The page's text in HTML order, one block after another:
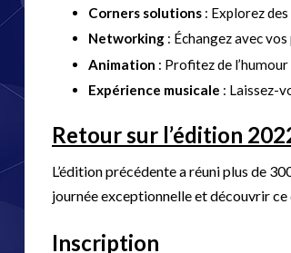
Corners solutions : Explorez
Networking : Échangez avec
Animation : Profitez de
Expérience musicale : Laissez-
Retour sur l’édition
L’édition précédente a réuni plus de
journée exceptionnelle et découvrir
Inscription